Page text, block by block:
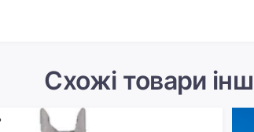
Схожі товари